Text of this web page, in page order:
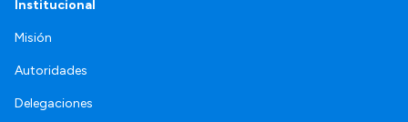
Institucional
Misión
Autoridades
Delegaciones